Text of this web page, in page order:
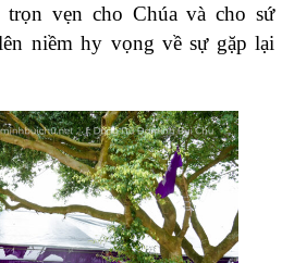
vẹn cho Chúa và cho sứ
niềm hy vọng về sự gặp lại